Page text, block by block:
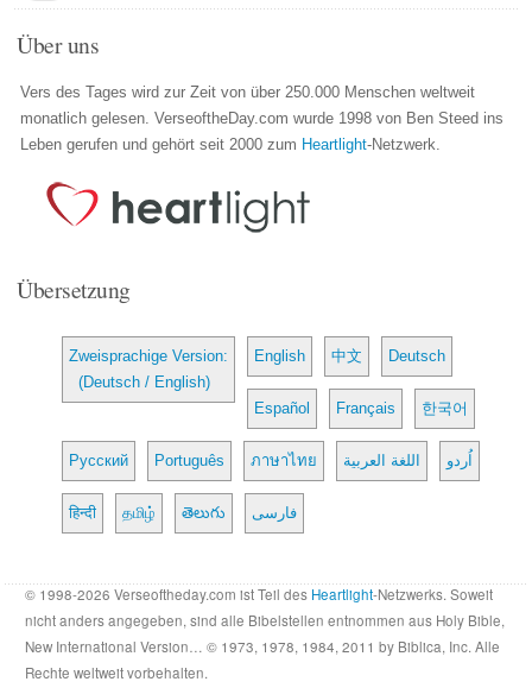
Über uns
Vers des Tages wird zur Zeit von über 250.000 Menschen weltweit
monatlich gelesen. VerseoftheDay.com wurde 1998 von Ben Steed ins
Leben gerufen und gehört seit 2000 zum Heartlight-Netzwerk.
Übersetzung
Zweisprachige Version:
(Deutsch / English)
English 中文 Deutsch
Español Français 한국어
Русский Português ภาษาไทย اللغة العربية اُردو
हिन्दी தமிழ் తెలుగు فارسی
© 1998-2026 Verseoftheday.com ist Teil des Heartlight-Netzwerks. Soweit
nicht anders angegeben, sind alle Bibelstellen entnommen aus Holy Bible,
New International Version… © 1973, 1978, 1984, 2011 by Biblica, Inc. Alle
Rechte weltweit vorbehalten.